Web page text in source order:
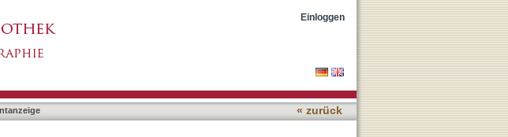
nitrogen plasma at temperatures aboveEinloggen
« zurück